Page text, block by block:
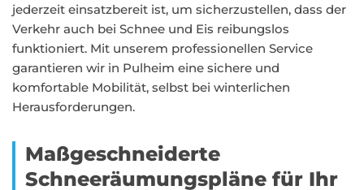
jederzeit einsatzbereit ist, um sicherzustellen, dass der
Verkehr auch bei Schnee und Eis reibungslos
funktioniert. Mit unserem professionellen Service
garantieren wir in Pulheim eine sichere und
komfortable Mobilität, selbst bei winterlichen
Herausforderungen.
Maßgeschneiderte
Schneeräumungspläne für Ihr